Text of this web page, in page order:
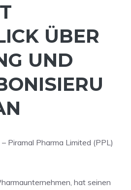
ÜBER
UND
Piramal Pharma Limited (PPL)
hat seinen